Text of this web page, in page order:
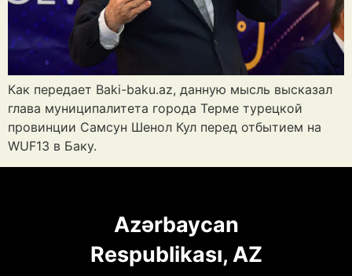
Как передает Baki-baku.az, данную мысль высказал
глава муниципалитета города Терме турецкой
провинции Самсун Шенол Кул перед отбытием на
WUF13 в Баку.
Azərbaycan
Respublikası, AZ